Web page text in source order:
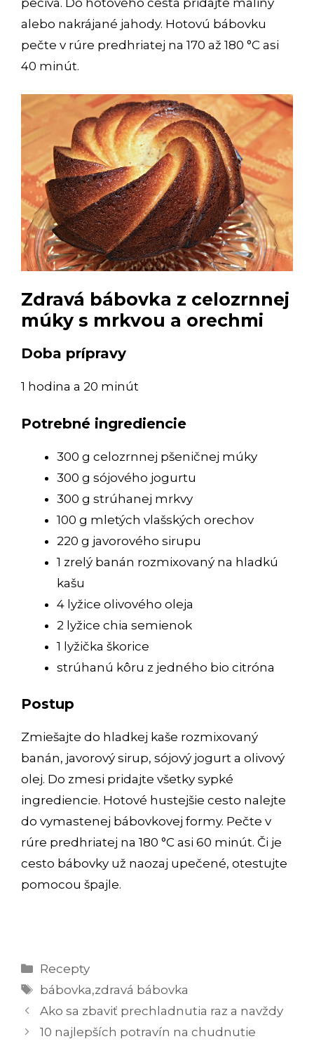
alebo nakrájané jahody. Hotovú bábovku
pečte v rúre predhriatej na 170 až 180 °C asi
40 minút.
Zdravá bábovka z celozrnnej
múky s mrkvou a orechmi
Doba prípravy
1 hodina a 20 minút
Potrebné ingrediencie
300 g celozrnnej pšeničnej múky
300 g sójového jogurtu
300 g strúhanej mrkvy
100 g mletých vlašských orechov
220 g javorového sirupu
1 zrelý banán rozmixovaný na hladkú
kašu
4 lyžice olivového oleja
2 lyžice chia semienok
1 lyžička škorice
strúhanú kôru z jedného bio citróna
Postup
Zmiešajte do hladkej kaše rozmixovaný
banán, javorový sirup, sójový jogurt a olivový
olej. Do zmesi pridajte všetky sypké
ingrediencie. Hotové hustejšie cesto nalejte
do vymastenej bábovkovej formy. Pečte v
rúre predhriatej na 180 °C asi 60 minút. Či je
cesto bábovky už naozaj upečené, otestujte
pomocou špajle.
Kategórie
Recepty
Značky
bábovka,zdravá bábovka
Navigácia
článkami
Ako sa zbaviť prechladnutia raz a navždy
10 najlepších potravín na chudnutie